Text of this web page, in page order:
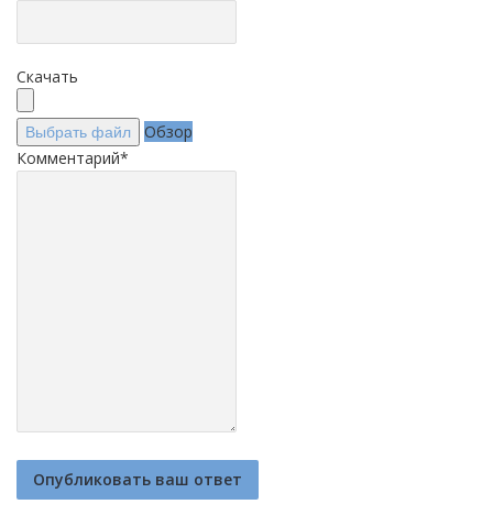
Скачать
Выбрать файл
Обзор
Комментарий*